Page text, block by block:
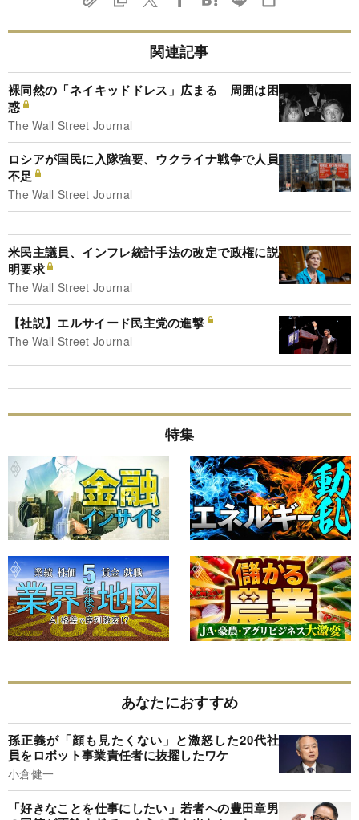
関連記事
裸同然の「ネイキッドドレス」広まる 周囲は困
惑
The Wall Street Journal
ロシアが国民に入隊強要、ウクライナ戦争で人員
不足
The Wall Street Journal
米民主議員、インフレ統計手法の改定で政権に説
明要求
The Wall Street Journal
【社説】エルサイード民主党の進撃
The Wall Street Journal
特集
あなたにおすすめ
孫正義が「顔も見たくない」と激怒した20代社
員をロボット事業責任者に抜擢したワケ
小倉健一
「好きなことを仕事にしたい」若者への豊田章男